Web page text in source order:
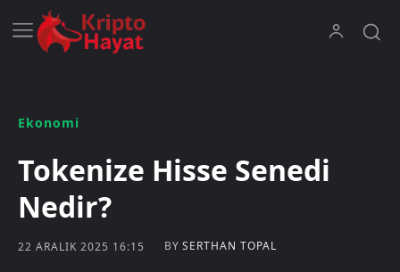
Ekonomi
Tokenize Hisse Senedi
Nedir?
22 ARALIK 2025 16:15 BY SERTHAN TOPAL